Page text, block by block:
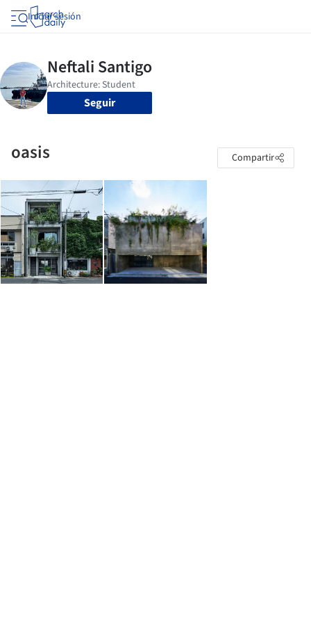
Iniciar sesión
Seguir
oasis Compartir